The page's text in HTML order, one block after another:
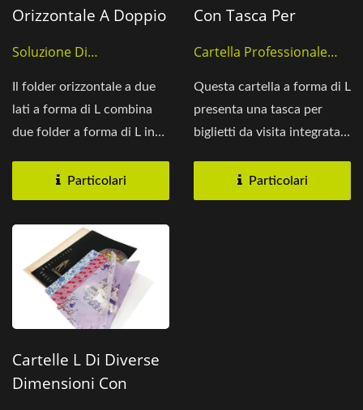
Orizzontale A Doppio
Soluzione Di
Il folder orizzontale a due
lati a forma di L combina
due folder a forma di L in
Particolari
Con Tasca Per
Cartella Professionale
Questa cartella a forma di L
presenta una tasca per
biglietti da visita integrata,
Particolari
Cartelle L Di Diverse
Dimensioni Con